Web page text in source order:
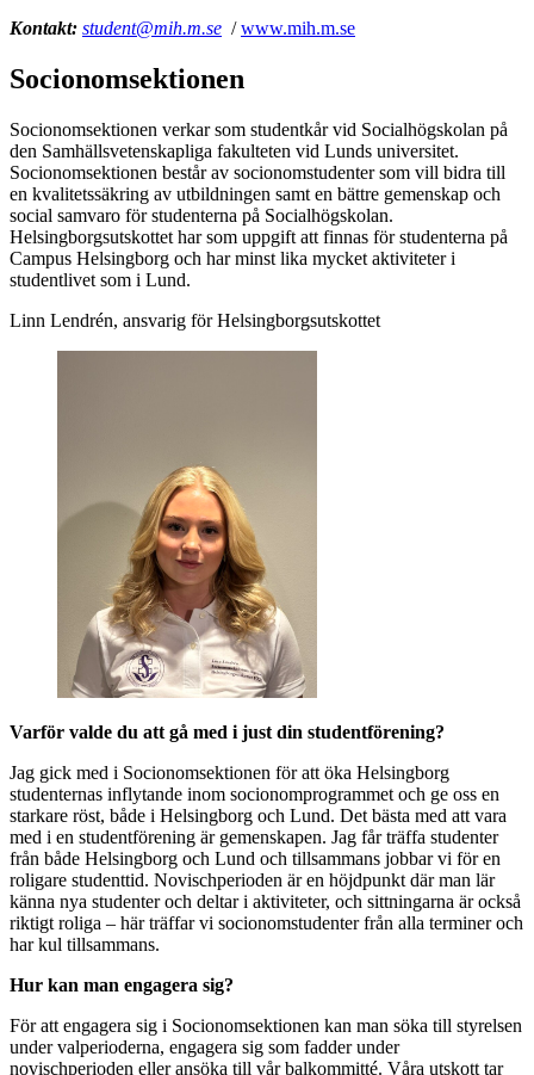
Kontakt: student@mih.m.se /www.mih.m.se
Socionomsektionen
Socionomsektionen verkar som studentkår vid Socialhögskolan på
den Samhällsvetenskapliga fakulteten vid Lunds universitet.
Socionomsektionen består av socionomstudenter som vill bidra till
en kvalitetssäkring av utbildningen samt en bättre gemenskap och
social samvaro för studenterna på Socialhögskolan.
Helsingborgsutskottet har som uppgift att finnas för studenterna på
Campus Helsingborg och har minst lika mycket aktiviteter i
studentlivet som i Lund.
Linn Lendrén, ansvarig för Helsingborgsutskottet
Varför valde du att gå med i just din studentförening?
Jag gick med i Socionomsektionen för att öka Helsingborg
studenternas inflytande inom socionomprogrammet och ge oss en
starkare röst, både i Helsingborg och Lund. Det bästa med att vara
med i en studentförening är gemenskapen. Jag får träffa studenter
från både Helsingborg och Lund och tillsammans jobbar vi för en
roligare studenttid. Novischperioden är en höjdpunkt där man lär
känna nya studenter och deltar i aktiviteter, och sittningarna är också
riktigt roliga – här träffar vi socionomstudenter från alla terminer och
har kul tillsammans.
Hur kan man engagera sig?
För att engagera sig i Socionomsektionen kan man söka till styrelsen
under valperioderna, engagera sig som fadder under
novischperioden eller ansöka till vår balkommitté. Våra utskott tar